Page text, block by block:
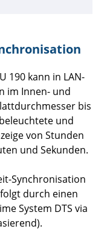
190 kann in LAN-
im Innen- und
bis
und
von Stunden
und Sekunden.
Synchronisation
durch einen
System DTS via